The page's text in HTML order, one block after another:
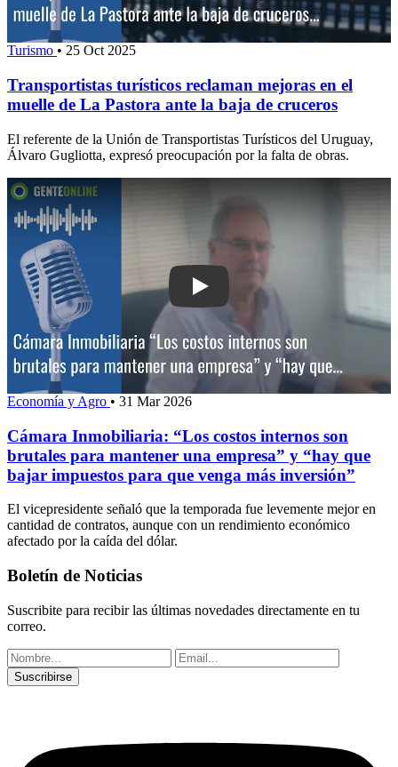
Turismo • 25 Oct 2025
Transportistas turísticos reclaman mejoras en el
muelle de La Pastora ante la baja de cruceros
El referente de la Unión de Transportistas Turísticos del Uruguay,
Álvaro Gugliotta, expresó preocupación por la falta de obras.
Play: Cámara Inmobiliaria: “Los
Economía y Agro • 31 Mar 2026
Cámara Inmobiliaria: “Los costos internos son
brutales para mantener una empresa” y “hay que
bajar impuestos para que venga más inversión”
El vicepresidente señaló que la temporada fue levemente mejor en
cantidad de contratos, aunque con un rendimiento económico
afectado por la caída del dólar.
Boletín de Noticias
Suscribite para recibir las últimas novedades directamente en tu
correo.
Suscribirse